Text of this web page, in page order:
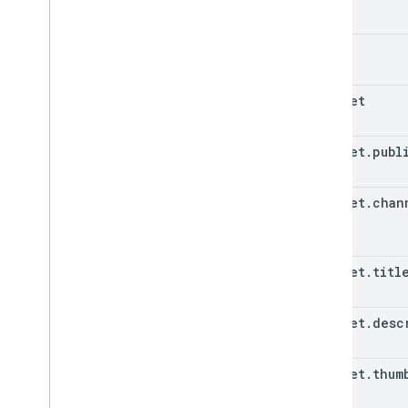
snippet
snippet.
snippet.
snippet. title
snippet.
snippet.